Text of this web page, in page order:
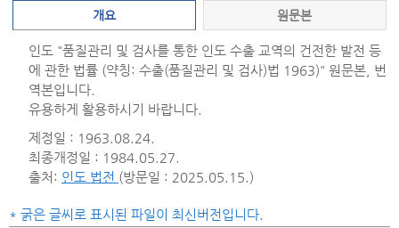
개요 원문본
인도 "품질관리 및 검사를 통한 인도 수출 교역의 건전한 발전 등
에 관한 법률 (약칭: 수출(품질관리 및 검사)법 1963)" 원문본, 번
역본입니다.
유용하게 활용하시기 바랍니다.
제정일 : 1963.08.24.
최종개정일 : 1984.05.27.
출처: 인도 법전 (방문일 : 2025.05.15.)
* 굵은 글씨로 표시된 파일이 최신버전입니다.